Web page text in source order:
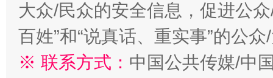
大众/民众的安全信息，促进公
百姓”和“说真话、重实事”的公
※ 联系方式： 中国公共传媒/中